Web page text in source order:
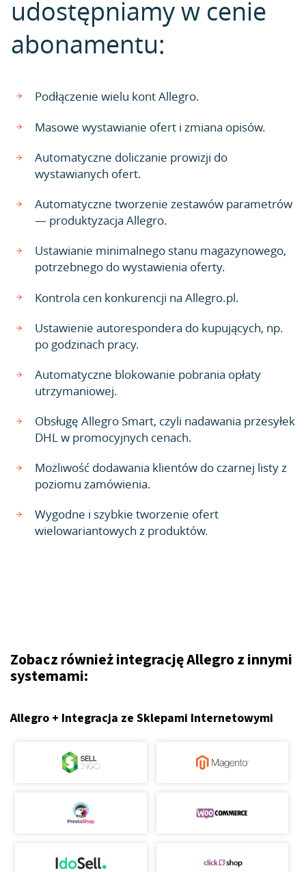
udostępniamy w cenie
abonamentu:
Podłączenie wielu kont Allegro.
Masowe wystawianie ofert i zmiana opisów.
Automatyczne doliczanie prowizji do
wystawianych ofert.
Automatyczne tworzenie zestawów parametrów
— produktyzacja Allegro.
Ustawianie minimalnego stanu magazynowego,
potrzebnego do wystawienia oferty.
Kontrola cen konkurencji na Allegro.pl.
Ustawienie autorespondera do kupujących, np.
po godzinach pracy.
Automatyczne blokowanie pobrania opłaty
utrzymaniowej.
Obsługę Allegro Smart, czyli nadawania przesyłek
DHL w promocyjnych cenach.
Możliwość dodawania klientów do czarnej listy z
poziomu zamówienia.
Wygodne i szybkie tworzenie ofert
wielowariantowych z produktów.
Zobacz również integrację Allegro z innymi
systemami:
Allegro + Integracja ze Sklepami Internetowymi